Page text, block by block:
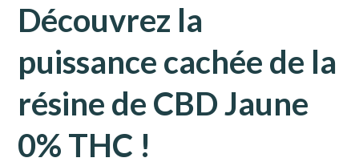
Découvrez la
puissance cachée de la
résine de CBD Jaune
0% THC !